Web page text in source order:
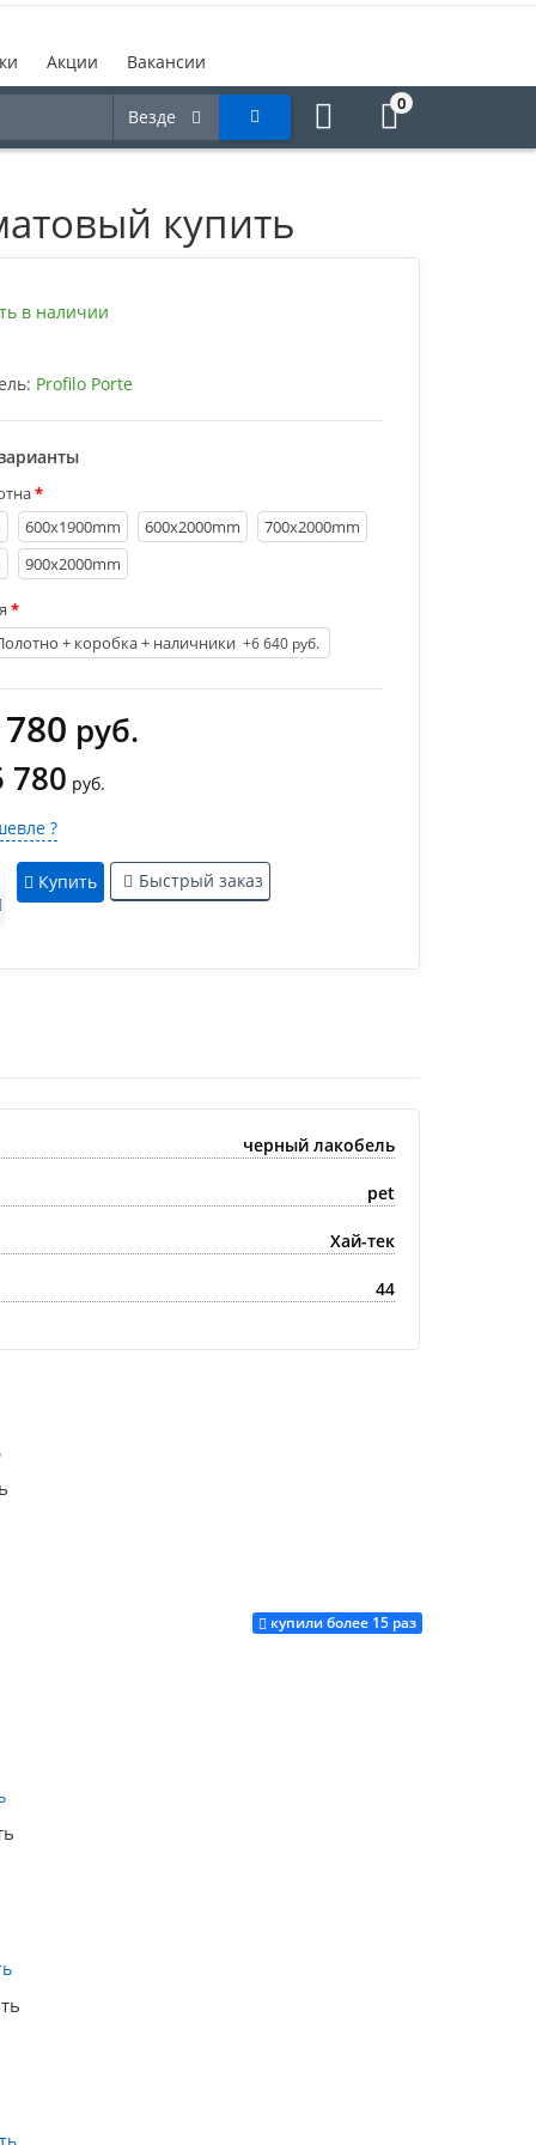
Акции Вакансии
Везде
0
купить
в наличии
Profilo Porte
600х1900mm 600х2000mm
700х2000mm
900х2000mm
+ коробка + наличники +6 640 руб.
руб.
780 руб.
?
Купить Быстрый заказ
черный лакобель
pet
Хай-тек
44
Купить
купили более 15 раз